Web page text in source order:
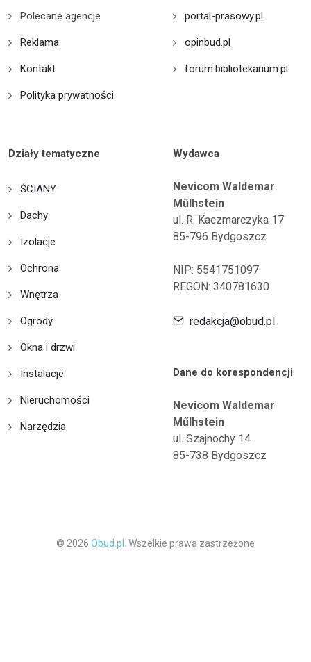
Polecane agencje
Reklama
Kontakt
Polityka prywatności
portal-prasowy.pl
opinbud.pl
forum.bibliotekarium.pl
Działy tematyczne
ŚCIANY
Dachy
Izolacje
Ochrona
Wnętrza
Ogrody
Okna i drzwi
Instalacje
Nieruchomości
Narzędzia
Wydawca
Nevicom Waldemar
Műlhstein
ul. R. Kaczmarczyka 17
85-796 Bydgoszcz
NIP: 5541751097
REGON: 340781630
redakcja@obud.pl
Dane do korespondencji
Nevicom Waldemar
Műlhstein
ul. Szajnochy 14
85-738 Bydgoszcz
© 2026 Obud.pl. Wszelkie prawa zastrzeżone